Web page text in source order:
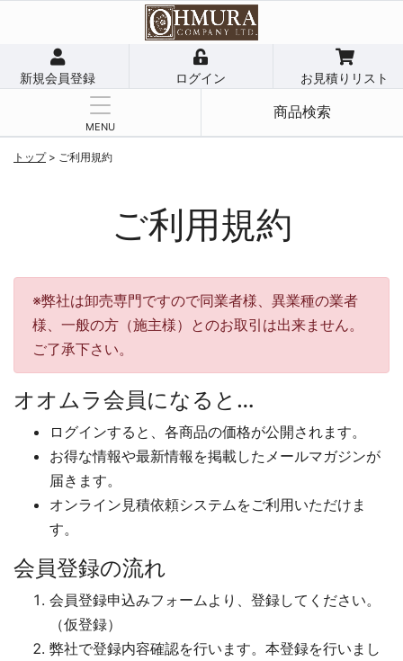
新規会員登録 ログイン お見積りリスト
MENU
商品検索
トップ > ご利用規約
ご利用規約
※弊社は卸売専門ですので同業者様、異業種の業者
様、一般の方（施主様）とのお取引は出来ません。
ご了承下さい。
オオムラ会員になると…
ログインすると、各商品の価格が公開されます。
お得な情報や最新情報を掲載したメールマガジンが
届きます。
オンライン見積依頼システムをご利用いただけま
す。
会員登録の流れ
会員登録申込みフォームより、登録してください。
（仮登録）
弊社で登録内容確認を行います。本登録を行いまし